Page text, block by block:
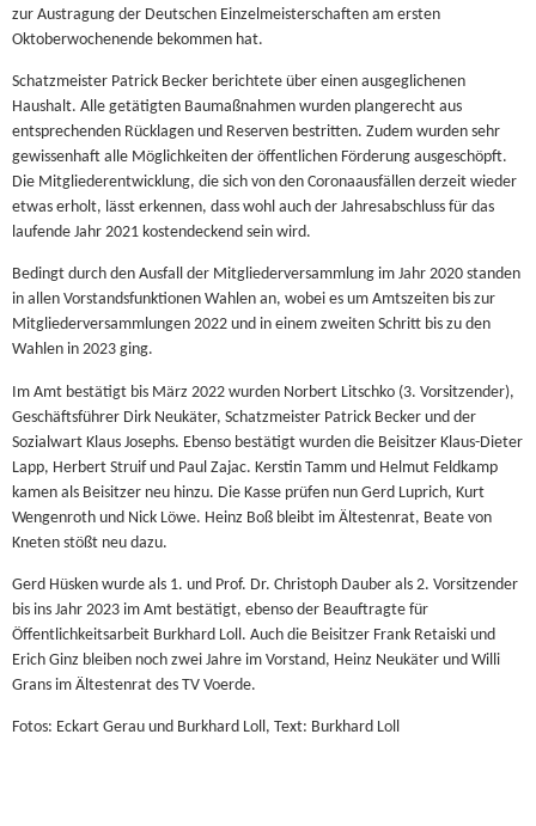
zur Austragung der Deutschen Einzelmeisterschaften am ersten
Oktoberwochenende bekommen hat.
Schatzmeister Patrick Becker berichtete über einen ausgeglichenen
Haushalt. Alle getätigten Baumaßnahmen wurden plangerecht aus
entsprechenden Rücklagen und Reserven bestritten. Zudem wurden sehr
gewissenhaft alle Möglichkeiten der öffentlichen Förderung ausgeschöpft.
Die Mitgliederentwicklung, die sich von den Coronaausfällen derzeit wieder
etwas erholt, lässt erkennen, dass wohl auch der Jahresabschluss für das
laufende Jahr 2021 kostendeckend sein wird.
Bedingt durch den Ausfall der Mitgliederversammlung im Jahr 2020 standen
in allen Vorstandsfunktionen Wahlen an, wobei es um Amtszeiten bis zur
Mitgliederversammlungen 2022 und in einem zweiten Schritt bis zu den
Wahlen in 2023 ging.
Im Amt bestätigt bis März 2022 wurden Norbert Litschko (3. Vorsitzender),
Geschäftsführer Dirk Neukäter, Schatzmeister Patrick Becker und der
Sozialwart Klaus Josephs. Ebenso bestätigt wurden die Beisitzer Klaus-Dieter
Lapp, Herbert Struif und Paul Zajac. Kerstin Tamm und Helmut Feldkamp
kamen als Beisitzer neu hinzu. Die Kasse prüfen nun Gerd Luprich, Kurt
Wengenroth und Nick Löwe. Heinz Boß bleibt im Ältestenrat, Beate von
Kneten stößt neu dazu.
Gerd Hüsken wurde als 1. und Prof. Dr. Christoph Dauber als 2. Vorsitzender
bis ins Jahr 2023 im Amt bestätigt, ebenso der Beauftragte für
Öffentlichkeitsarbeit Burkhard Loll. Auch die Beisitzer Frank Retaiski und
Erich Ginz bleiben noch zwei Jahre im Vorstand, Heinz Neukäter und Willi
Grans im Ältestenrat des TV Voerde.
Fotos: Eckart Gerau und Burkhard Loll, Text: Burkhard Loll